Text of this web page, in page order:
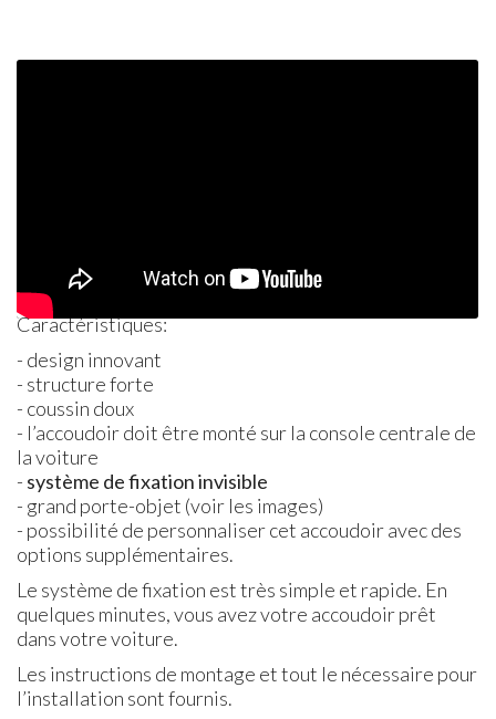
Caractéristiques:
- design innovant
- structure forte
- coussin doux
- l’accoudoir doit être monté sur la console centrale de
la voiture
- système de fixation invisible
- grand porte-objet (voir les images)
- possibilité de personnaliser cet accoudoir avec des
options supplémentaires.
Le système de fixation est très simple et rapide. En
quelques minutes, vous avez votre accoudoir prêt
dans votre voiture.
Les instructions de montage et tout le nécessaire pour
l’installation sont fournis.